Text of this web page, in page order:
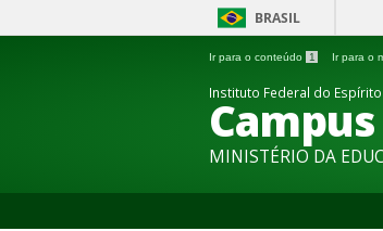
BRASIL
Ir para o conteúdo 1 Ir para o
Instituto Federal do
MINISTÉRIO DA